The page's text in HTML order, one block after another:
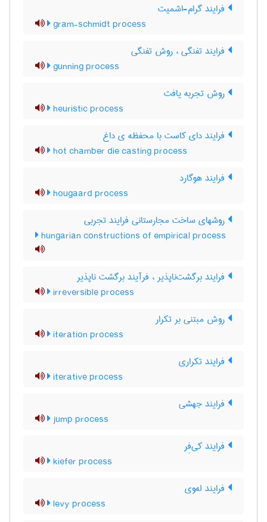
فرایند گرام-اشمیت
gram-schmidt process
فرایند تفنگی ، روش تفنگی
gunning process
روش تجربه یافت
heuristic process
فرایند دای کاست با محفظه ی داغ
hot chamber die casting process
فرایند هوگارد
hougaard process
روشهای ساخت مجارستانی فرایند تجربی
hungarian constructions of empirical process
فرایند برگشت‌ناپذیر ، فرآیند برگشت ناپذیر
irreversible process
روش مبتنی بر تکرار
iteration process
فرایند تکراری
iterative process
فرایند جهشی
jump process
فرایند کی‌فِر
kiefer process
فرایند له‌وی
levy process